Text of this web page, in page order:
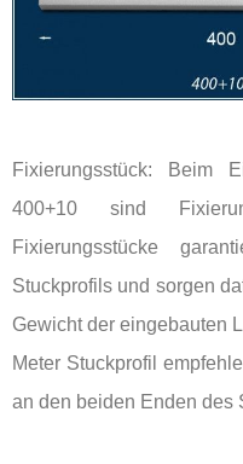
Fixierungsstück: Beim
400+10 sind
Fixierungsstücke
Stuckprofils und sorgen
Gewicht der eingebauten
Meter Stuckprofil
an den beiden Enden des